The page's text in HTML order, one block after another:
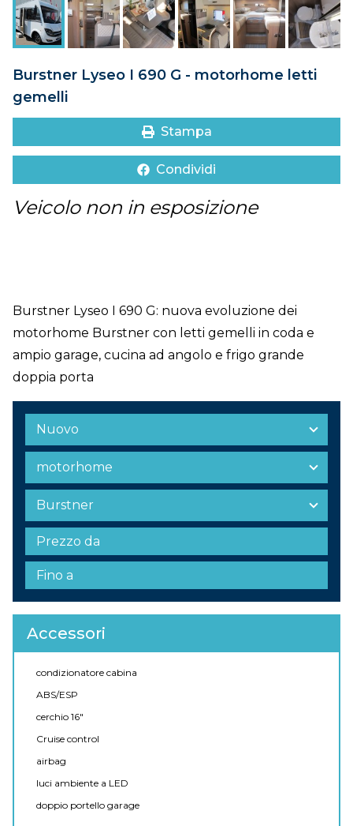
DOVE SIAMO
CONTATTI
Burstner Lyseo I 690 G - motorhome letti
gemelli
Stampa
Condividi
Veicolo non in esposizione
Burstner Lyseo I 690 G: nuova evoluzione dei
motorhome Burstner con letti gemelli in coda e
ampio garage, cucina ad angolo e frigo grande
doppia porta
Accessori
condizionatore cabina
ABS/ESP
cerchio 16"
Cruise control
airbag
luci ambiente a LED
doppio portello garage